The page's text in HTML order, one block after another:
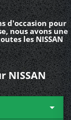
d'occasion pour
nous avons une
les NISSAN
NISSAN
